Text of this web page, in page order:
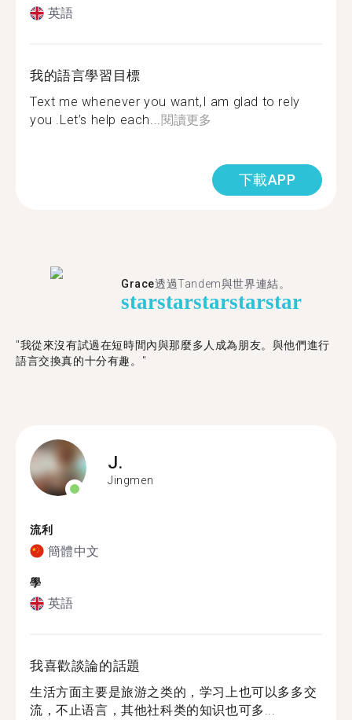
英語
我的語言學習目標
Text me whenever you want,I am glad to rely
you .Let’s help each...閱讀更多
下載APP
Grace透過Tandem與世界連結。
starstarstarstarstar
"我從來沒有試過在短時間內與那麼多人成為朋友。與他們進行
語言交換真的十分有趣。"
J.
Jingmen
流利
簡體中文
學
英語
我喜歡談論的話題
生活方面主要是旅游之类的，学习上也可以多多交
流，不止语言，其他社科类的知识也可多...